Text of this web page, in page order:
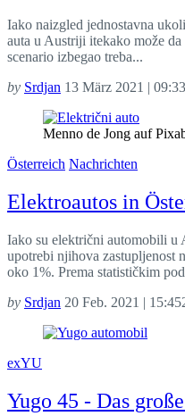
Iako naizgled jednostavna
auta u Austriji itekako može
scenario izbegao treba...
by Srdjan 13 März 2021 | 09:33
Menno de Jong auf
Österreich Nachrichten
Elektroautos in
Iako su električni automobili u
upotrebi njihova zastupljenost
oko 1%. Prema statističkim
by Srdjan 20 Feb. 2021 | 15:45
exYU
Yugo 45 - Das